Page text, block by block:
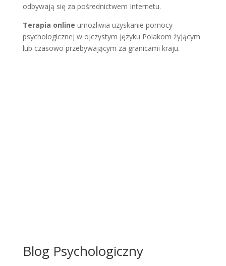
odbywają się za pośrednictwem Internetu.
Terapia online umożliwia uzyskanie pomocy
psychologicznej w ojczystym języku Polakom żyjącym
lub czasowo przebywającym za granicami kraju.
Blog Psychologiczny